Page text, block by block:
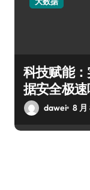
科技赋能
据安全极
dawei 8